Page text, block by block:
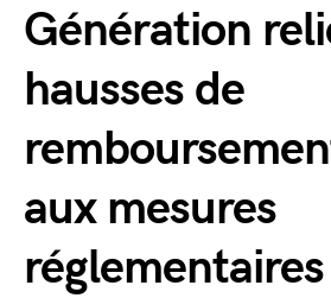
Génération
hausses de
aux mesures
réglementaires